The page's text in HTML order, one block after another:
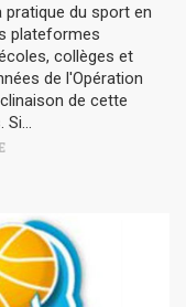
pratique du sport en
plateformes
collèges et
de l'Opération
de cette